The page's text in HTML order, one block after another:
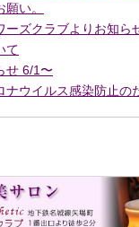
い。
ーズクラブよりお知ら
て
せ 6/1〜
ナウイルス感染防止の